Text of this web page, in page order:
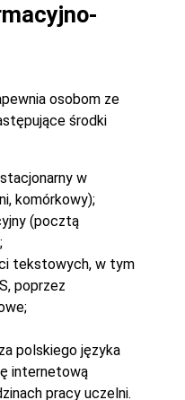
osobom ze
środki
w
komórkowy);
(pocztą
tekstowych, w tym
poprzez
polskiego języka
internetową
pracy uczelni.